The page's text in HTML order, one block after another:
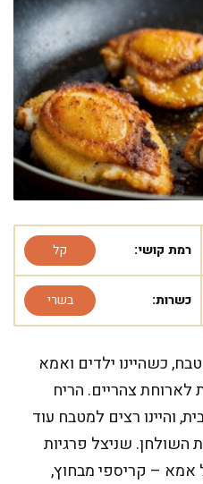
רמת קושי: קל
כשרות: בשרי
כשהיינו ילדים ואמא
לארוחת צהריים. הריח
והיינו רצים למטבח עוד
השולחן. שניצל פרגיות
אמא – קריספי מבחוץ,